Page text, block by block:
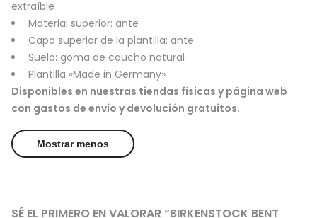
extraíble
Material superior: ante
Capa superior de la plantilla: ante
Suela: goma de caucho natural
Plantilla «Made in Germany»
Disponibles en nuestras tiendas físicas y página web
con gastos de envío y devolución gratuitos.
Mostrar menos
SÉ EL PRIMERO EN VALORAR “BIRKENSTOCK BENT